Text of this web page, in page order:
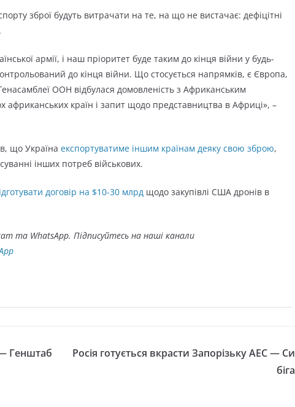
зброї будуть витрачати на те, на що не вистачає: дефіцітні
армії, і наш пріоритет буде таким до кінця війни у будь-
до кінця війни. Що стосується напрямків, є Європа,
ООН відбулася домовленість з Африканським
африканських країн і запит щодо представництва в Африці», –
що Україна експортуватиме іншим країнам деяку свою зброю,
інших потреб військових.
договір на $10-30 млрд щодо закупівлі США дронів в
та WhatsApp. Підписуйтесь на наші канали
Генштаб
Росія готується вкрасти Запорізьку АЕС — Си
біга